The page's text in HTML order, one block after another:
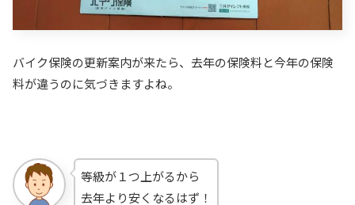
バイク保険の更新案内が来たら、去年の保険料と今年の保険
料が違うのに気づきますよね。
等級が１つ上がるから
去年より安くなるはず！